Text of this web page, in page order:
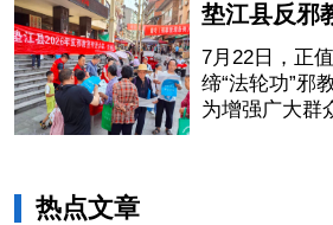
7月22日，正
缔“法轮功”邪
为增强广大群
热点文章